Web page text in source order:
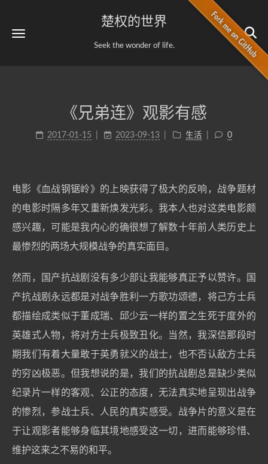
楚权的世界
Seek the wonder of life.
《兄弟连》观影有感
2017-01-15 2023-09-13 生活 0
电影《血战钢锯岭》的上映获得了极大的反响，战争题材
的电影时隔多年又重新焕发光彩。我本人也对这类电影颇
感兴趣，可能是我内心的确很想了解数十年前人类历史上
最惨烈的两场大规模战争的真实面目。
然而，国产抗战剧没有多少部让我能够真正予以赞许。国
产抗战剧永远都是对战争胜利一方歌功颂德，将己方士兵
都描绘成类似于董成瑞、邱少云一样的置之生死于度外的
英雄式人物，将对方士兵极致丑化。当然，我深信那段时
期我们有着大量敢于英勇就义的战士，也不否认敌方士兵
的穷凶极恶。但我想说的是，我们的抗战剧总是缺少类似
纪录片一样的客观、公正的态度，无法真实地呈现出战争
的惨烈，参战士兵、人民的真实感受。战争片的意义是在
于让观影者能够身临其境地感受这一切，进而能够珍惜、
维护这来之不易的和平。